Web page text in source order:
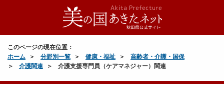
このページの現在位置：
ホーム
分野別一覧 健康・福祉
高齢者・介護・国保
介護関連
介護支援専門員（ケアマネジャー）関連